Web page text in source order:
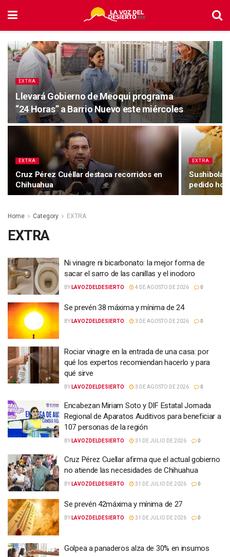
EXTRA
Llevará Gobierno de Meoqui programa
“24 Horas” a Barrio Nuevo este miércoles
EXTRA
Cruz Pérez Cuéllar destaca recorridos en
Chihuahua
EXTRA
Sushibolas
pedido
Home Category EXTRA
EXTRA
Ni vinagre ni bicarbonato: la mejor forma de
sacar el sarro de las canillas y el inodoro
BY LAVOZDELDESIERTO 4 DE AGOSTO DE 2026 0
Se prevén 38 máxima y mínima de 24
BY LAVOZDELDESIERTO 3 DE AGOSTO DE 2026 0
Rociar vinagre en la entrada de una casa: por
qué los expertos recomiendan hacerlo y para
qué sirve
BY LAVOZDELDESIERTO 3 DE AGOSTO DE 2026 0
Encabezan Miriam Soto y DIF Estatal Jornada
Regional de Aparatos Auditivos para beneficiar a
107 personas de la región
BY LAVOZDELDESIERTO 31 DE JULIO DE 2026 0
Cruz Pérez Cuellar afirma que el actual gobierno
no atiende las necesidades de Chihuahua
BY LAVOZDELDESIERTO 31 DE JULIO DE 2026 0
Se prevén 42máxima y mínima de 27
BY LAVOZDELDESIERTO 31 DE JULIO DE 2026 0
Golpea a panaderos alza de 30% en insumos